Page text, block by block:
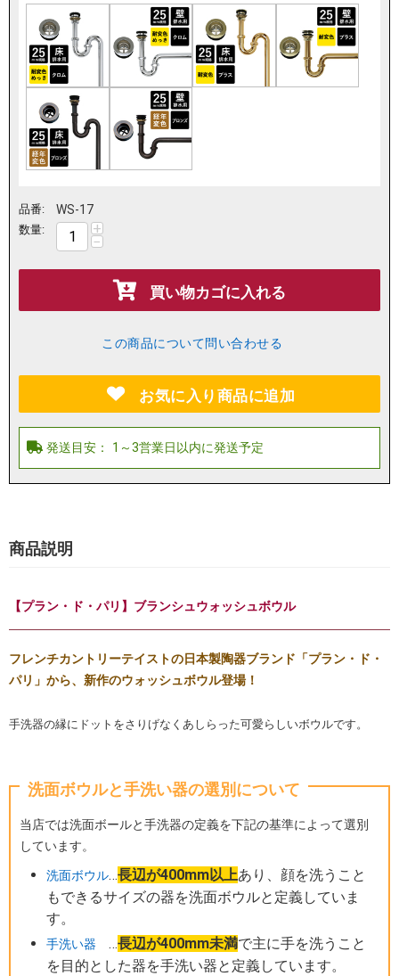
品番: WS-17
数量: +
−
買い物カゴに入れる
この商品について問い合わせる
お気に入り商品に追加
商品説明
【プラン・ド・パリ】ブランシュウォッシュボウル
フレンチカントリーテイストの日本製陶器ブランド「プラン・ド・
パリ」から、新作のウォッシュボウル登場！
手洗器の縁にドットをさりげなくあしらった可愛らしいボウルです。
洗面ボウルと手洗い器の選別について
当店では洗面ボールと手洗器の定義を下記の基準によって選別
しています。
洗面ボウル…長辺が400mm以上あり、顔を洗うこと
もできるサイズの器を洗面ボウルと定義していま
す。
手洗い器 …長辺が400mm未満で主に手を洗うこと
を目的とした器を手洗い器と定義しています。